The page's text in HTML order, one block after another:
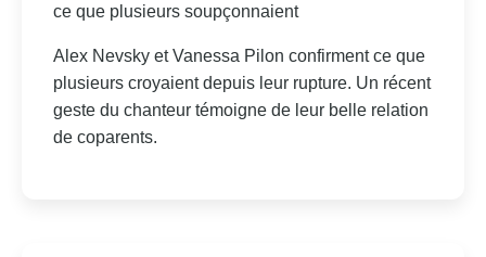
ce que plusieurs soupçonnaient
Alex Nevsky et Vanessa Pilon confirment ce que
plusieurs croyaient depuis leur rupture. Un récent
geste du chanteur témoigne de leur belle relation
de coparents.